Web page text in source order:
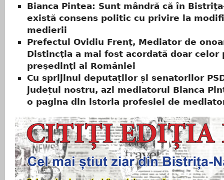
Bianca Pintea: Sunt mândră că în
există consens politic cu privire la
medierii
Prefectul Ovidiu Frenţ, Mediator de
Distincţia a mai fost acordată doar celor
preşedinţi ai României
Cu sprijinul deputaților și senatorilor
județul nostru, azi mediatorul Bianca
o pagina din istoria profesiei de